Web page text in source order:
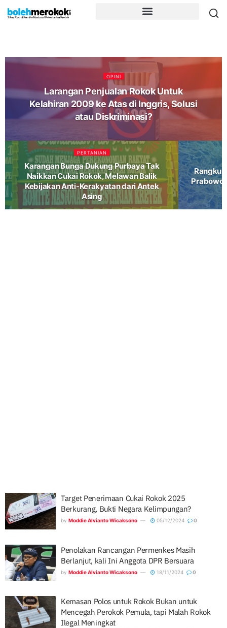
OPINI
Larangan Penjualan Rokok Untuk
Kelahiran 2009 ke Atas di Inggris, Solusi
atau Diskriminasi?
PERTANIAN
Karangan Bunga Dukung Purbaya Tak
Naikkan Cukai Rokok, Melawan Balik
Kebijakan Anti-Kerakyatan dari Antek
Asing
Prabowo
Target Penerimaan Cukai Rokok 2025
Berkurang, Bukti Negara Kelimpungan?
by Moddie Alvianto Wicaksono 05/12/2024 0
Penolakan Rancangan Permenkes Masih
Berlanjut, kali Ini Anggota DPR Bersuara
by Moddie Alvianto Wicaksono 18/11/2024 0
Kemasan Polos untuk Rokok Bukan untuk
Mencegah Perokok Pemula, tapi Malah Rokok
Ilegal Meningkat